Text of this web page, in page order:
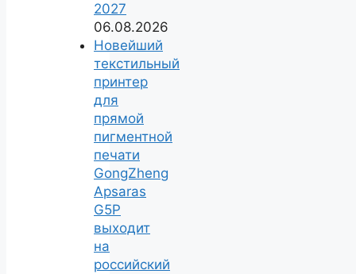
2027
06.08.2026
Новейший
текстильный
принтер
для
прямой
пигментной
печати
GongZheng
Apsaras
G5P
выходит
на
российский